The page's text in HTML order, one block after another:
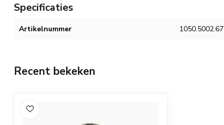
Specificaties
Artikelnummer 1050.5002.67
Recent bekeken